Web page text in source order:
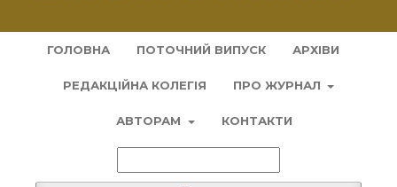
ГОЛОВНА ПОТОЧНИЙ ВИПУСК АРХІВИ
РЕДАКЦІЙНА КОЛЕГІЯ ПРО ЖУРНАЛ
АВТОРАМ КОНТАКТИ